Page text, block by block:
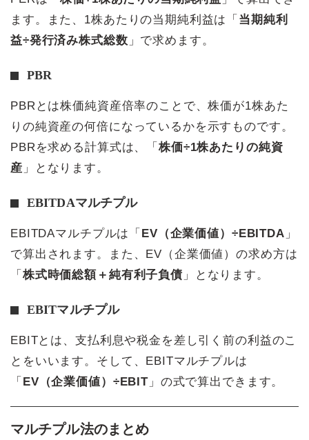
ます。また、1株あたりの当期純利益は「 当期純利
益÷発行済み株式総数 」で求めます。
PBR
PBRとは株価純資産倍率のことで、株価が1株あた
りの純資産の何倍になっているかを示すものです。
PBRを求める計算式は、「株価÷1株あたりの純資
産 」となります。
EBITDAマルチプル
EBITDAマルチプルは「 EV（企業価値）÷EBITDA 」
で算出されます。また、EV（企業価値）の求め方は
「 株式時価総額＋純有利子負債 」となります。
EBITマルチプル
EBITとは、支払利息や税金を差し引く前の利益のこ
とをいいます。そして、EBITマルチプルは
「 EV（企業価値）÷EBIT」の式で算出できます。
マルチプル法のまとめ